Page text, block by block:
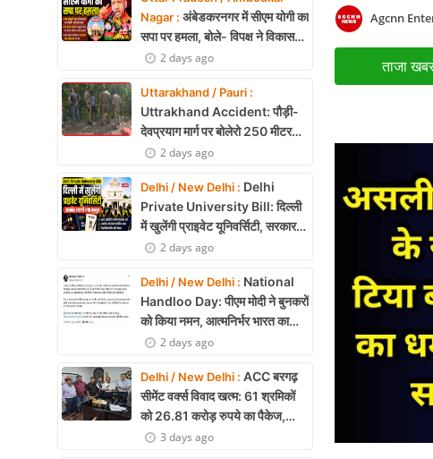
Relationship
Education
Defence & Security
Environment
Literature
History Speaks
Nagar : अंबेडकरनगर में सीएम योगी का
सपा पर हमला, बोले- विपक्ष ने विकास
और अनुपूरक बजट पर रोकी चर्चा
2 days ago
Uttarakhand / Pauri :
Uttrakhand Accident: पौड़ी-
देवप्रयाग मार्ग पर बोलेरो 250 मीटर
खाई में गिरी, 5 लोगों की मौत
2 days ago
Delhi / New Delhi : Delhi
Private University Bill: दिल्ली
में खुलेंगी प्राइवेट यूनिवर्सिटी, सरकार
लाएगी नया कानून
2 days ago
Delhi / New Delhi : National
Handloo Day: पीएम मोदी ने बुनकरों
को किया नमन, आत्मनिर्भर भारत का
बताया मजबूत आधार
2 days ago
Delhi / New Delhi : ACC बरगढ़
सीमेंट वर्क्स विवाद खत्म: 61 श्रमिकों
को 26.81 करोड़ रुपये का पैकेज,
समझौते पर मुहर
3 days ago
Agcnn
ताजा